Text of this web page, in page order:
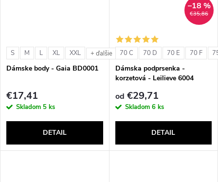
S M L XL XXL + ďalšie
Dámske body - Gaia BD0001
€17,41
Skladom 5 ks
DETAIL
€35,86
–18 %
70 C 70 D 70 E 70 F
Dámska podprsenka -
korzetová - Leilieve 6004
od €29,71
Skladom 6 ks
DETAIL